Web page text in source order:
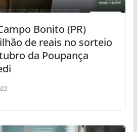
Bonito (PR)
de reais no sorteio
da Poupança